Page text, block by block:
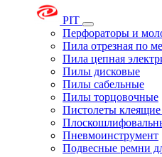
PIT
Перфораторы и
Пила отрезная по
Пила цепная
Пилы дисковые
Пилы сабельные
Пилы торцовочные
Пистолеты
Пневмоинструмент
Подвесные ремни